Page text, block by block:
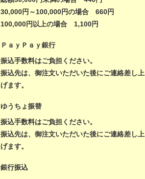
30,000円～100,000円の場合 660円
100,000円以上の場合 1,100円
ＰａｙＰａｙ銀行
振込手数料はご負担ください。
振込先は、御注文いただいた後にご連絡差し上
げます。
ゆうちょ振替
振込手数料はご負担ください。
振込先は、御注文いただいた後にご連絡差し上
げます。
銀行振込